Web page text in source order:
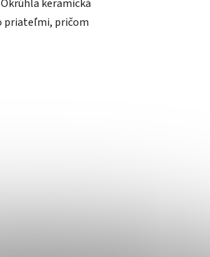
keramická
priateľmi, pričom